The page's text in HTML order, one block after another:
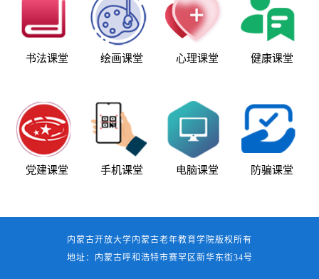
书法课堂 绘画课堂 心理课堂 健康课堂
党建课堂 手机课堂 电脑课堂 防骗课堂
内蒙古开放大学内蒙古老年教育学院版权所有
地址：内蒙古呼和浩特市赛罕区新华东街34号